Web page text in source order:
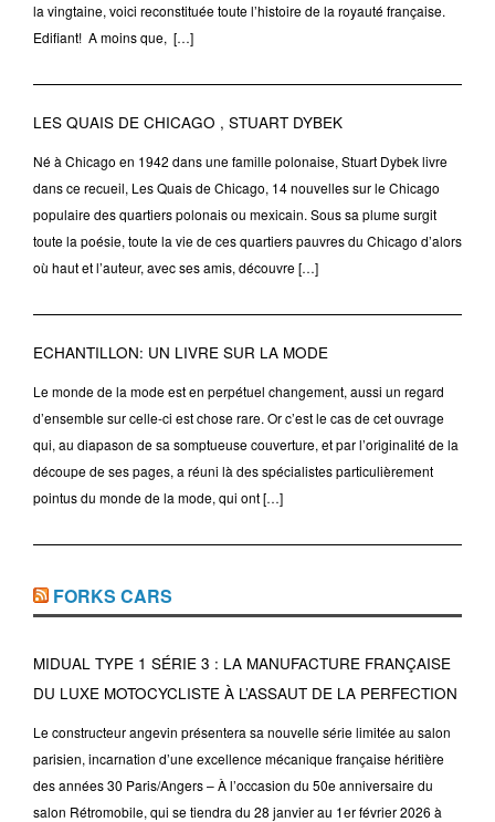
la vingtaine, voici reconstituée toute l’histoire de la royauté française.
Edifiant! A moins que, […]
LES QUAIS DE CHICAGO , STUART DYBEK
Né à Chicago en 1942 dans une famille polonaise, Stuart Dybek livre
dans ce recueil, Les Quais de Chicago, 14 nouvelles sur le Chicago
populaire des quartiers polonais ou mexicain. Sous sa plume surgit
toute la poésie, toute la vie de ces quartiers pauvres du Chicago d’alors
où haut et l’auteur, avec ses amis, découvre […]
ECHANTILLON: UN LIVRE SUR LA MODE
Le monde de la mode est en perpétuel changement, aussi un regard
d’ensemble sur celle-ci est chose rare. Or c’est le cas de cet ouvrage
qui, au diapason de sa somptueuse couverture, et par l’originalité de la
découpe de ses pages, a réuni là des spécialistes particulièrement
pointus du monde de la mode, qui ont […]
FORKS CARS
MIDUAL TYPE 1 SÉRIE 3 : LA MANUFACTURE FRANÇAISE
DU LUXE MOTOCYCLISTE À L’ASSAUT DE LA PERFECTION
Le constructeur angevin présentera sa nouvelle série limitée au salon
parisien, incarnation d’une excellence mécanique française héritière
des années 30 Paris/Angers – À l’occasion du 50e anniversaire du
salon Rétromobile, qui se tiendra du 28 janvier au 1er février 2026 à